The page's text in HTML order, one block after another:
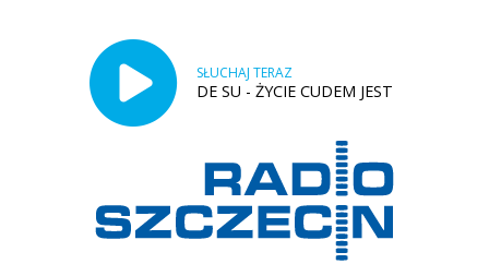
SŁUCHAJ TERAZ
DE SU - ŻYCIE CUDEM JEST